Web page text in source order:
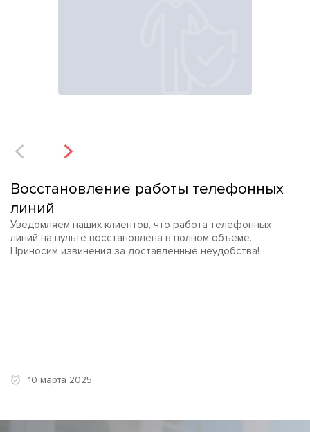
Восстановление работы телефонных
линий
Уведомляем наших клиентов, что работа телефонных
линий на пульте восстановлена в полном объёме.
Приносим извинения за доставленные неудобства!
10 марта 2025